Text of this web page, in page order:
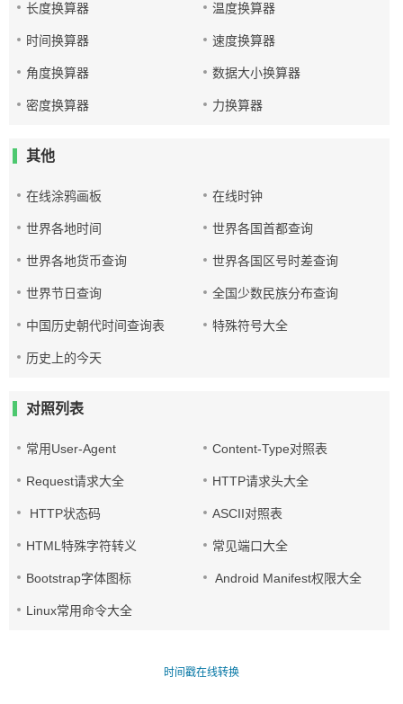
长度换算器 温度换算器
时间换算器 速度换算器
角度换算器 数据大小换算器
密度换算器 力换算器
其他
在线涂鸦画板 在线时钟
世界各地时间 世界各国首都查询
世界各地货币查询 世界各国区号时差查询
世界节日查询 全国少数民族分布查询
中国历史朝代时间查询表 特殊符号大全
历史上的今天
对照列表
常用User-Agent Content-Type对照表
Request请求大全 HTTP请求头大全
HTTP状态码 ASCII对照表
HTML特殊字符转义 常见端口大全
Bootstrap字体图标 Android Manifest权限大全
Linux常用命令大全
时间戳在线转换